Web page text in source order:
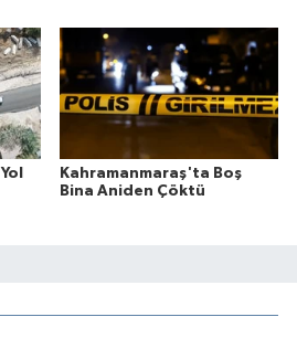
Kahramanmaraş'ta Boş
Bina Aniden Çöktü